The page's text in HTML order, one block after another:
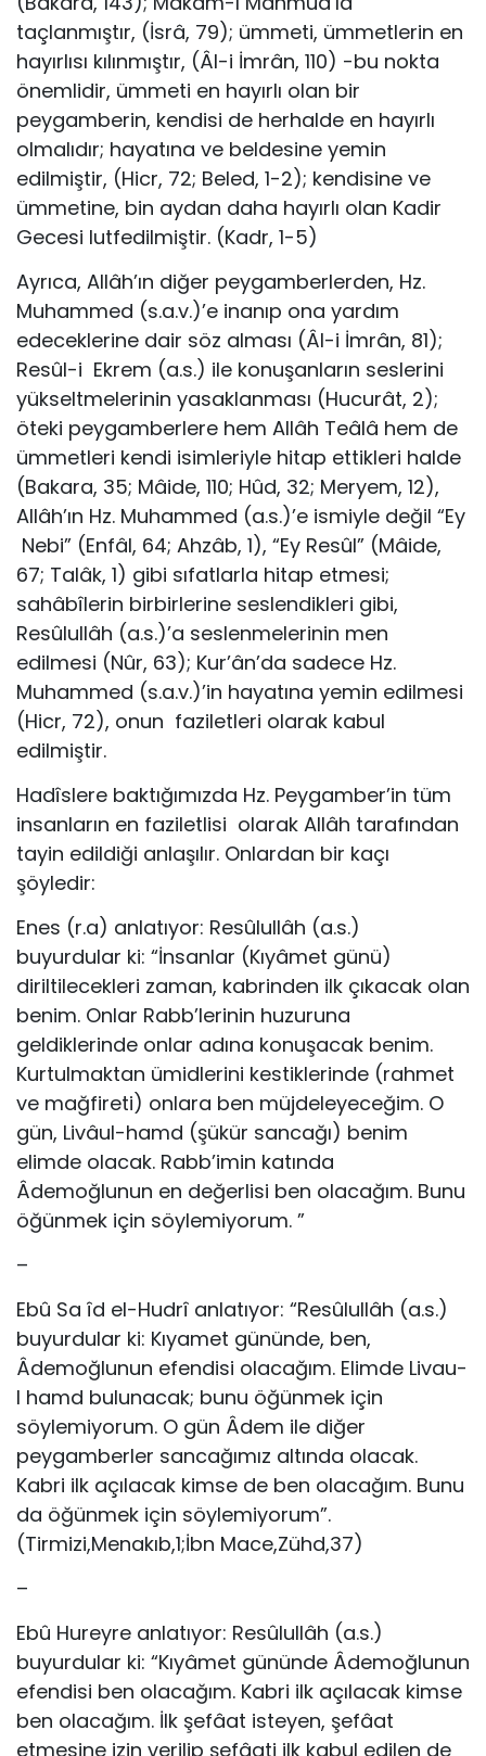
taçlanmıştır, (İsrâ, 79); ümmeti, ümmetlerin en
hayırlısı kılın­mıştır, (Âl-i İmrân, 110) -bu nokta
önemlidir, ümmeti en hayırlı olan bir
peygamberin, kendisi de herhalde en hayırlı
olmalıdır; hayatına ve beldesine yemin
edilmiştir, (Hicr, 72; Beled, 1-2); kendisine ve
ümme­tine, bin aydan daha hayırlı olan Kadir
Gecesi lutfedilmiştir. (Kadr, 1-5)
Ayrıca, Allâh’ın diğer peygamberlerden, Hz.
Muhammed (s.a.v.)’e inanıp ona yardım
edeceklerine dair söz alması (Âl-i İmrân, 81);
Resûl-i Ekrem (a.s.) ile konuşanların seslerini
yükseltmelerinin yasaklanması (Hucurât, 2);
öteki peygamberlere hem Allâh Teâlâ hem de
ümmetleri kendi isimleriyle hitap ettikleri halde
(Bakara, 35; Mâide, 110; Hûd, 32; Meryem, 12),
Allâh’ın Hz. Muhammed (a.s.)’e ismiyle değil “Ey
Nebi” (Enfâl, 64; Ahzâb, 1), “Ey Resûl” (Mâide,
67; Talâk, 1) gibi sıfatlarla hitap etmesi;
sahâbîlerin birbirlerine seslendikleri gibi,
Resûlullâh (a.s.)’a seslenmelerinin men
edilmesi (Nûr, 63); Kur’ân’da sadece Hz.
Muhammed (s.a.v.)’in hayatına yemin edilmesi
(Hicr, 72), onun faziletleri olarak kabul
edilmiştir.
Hadîslere baktığımızda Hz. Peygamber’in tüm
insanların en faziletlisi olarak Allâh tarafından
tayin edildiği anlaşılır. Onlardan bir kaçı
şöyledir:
Enes (r.a) anlatıyor: Resûlullâh (a.s.)
buyurdular ki: “İnsanlar (Kıyâmet günü)
diriltilecekleri zaman, kabrinden ilk çıkacak olan
benim. Onlar Rabb’lerinin huzuruna
geldiklerinde onlar adına konuşacak be­nim.
Kurtulmaktan ümidlerini kestiklerinde (rahmet
ve mağfireti) on­lara ben müjdeleyeceğim. O
gün, Livâul-hamd (şükür sancağı) benim
elimde olacak. Rabb’imin katında
Âdemoğlunun en değerlisi ben ola­cağım. Bunu
öğünmek için söylemiyorum. ”
–
Ebû Sa îd el-Hudrî anlatıyor: “Resûlullâh (a.s.)
buyurdular ki: Kıyamet gününde, ben,
Âdemoğlunun efendisi olacağım. Elimde Li­vau-
l hamd bulunacak; bunu öğünmek için
söylemiyorum. O gün Âdem ile diğer
peygamberler sancağımız altında olacak.
Kabri ilk açılacak kimse de ben olacağım. Bunu
da öğünmek için söylemiyorum”.
(Tirmizi,Menakıb,1;İbn Mace,Zühd,37)
–
Ebû Hureyre anlatıyor: Resûlullâh (a.s.)
buyurdular ki: “Kıyâmet gününde Âdemoğlunun
efendisi ben olacağım. Kabri ilk açılacak kim­se
ben olacağım. İlk şefâat isteyen, şefâat
etmesine izin verilip şefâati ilk kabul edilen de